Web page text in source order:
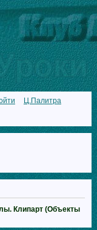
Ц.Палитра
Клипарт (Объекты